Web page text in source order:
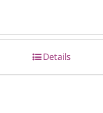
Details